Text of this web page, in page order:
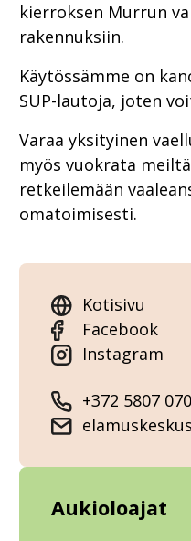
kierroksen Murrun
rakennuksiin.
Käytössämme on
SUP-lautoja, joten
Varaa yksityinen
myös vuokrata
retkeilemään
omatoimisesti.
Kotisivu
Facebook
Instagram
+372 5807
Aukioloajat